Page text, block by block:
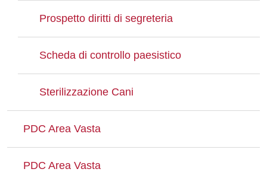
Prospetto diritti di segreteria
Scheda di controllo paesistico
Sterilizzazione Cani
PDC Area Vasta
PDC Area Vasta